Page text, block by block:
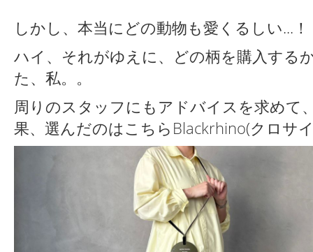
しかし、本当にどの動物も愛くるしい...！
ハイ、それがゆえに、どの柄を購入する
た、私。。
周りのスタッフにもアドバイスを求めて
果、選んだのはこちらBlackrhino(クロサ